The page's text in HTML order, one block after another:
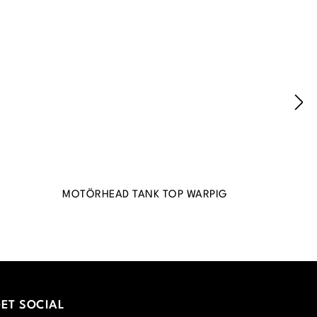
MOTÖRHEAD TANK TOP WARPIG
SOCIAL